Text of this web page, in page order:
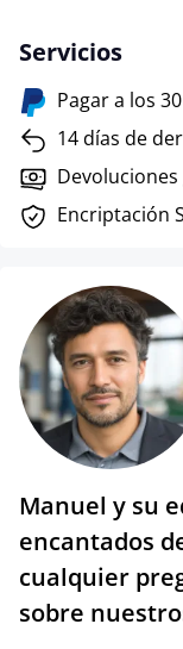
Servicios
Pagar a los
14 días de
Encriptación
Manuel y su
encantados
cualquier
sobre